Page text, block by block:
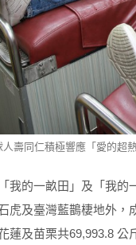
人壽同仁積極響應「愛的超
我的一畝田」及「我
虎及臺灣藍鵲棲地外
蓮及苗栗共69,993.8